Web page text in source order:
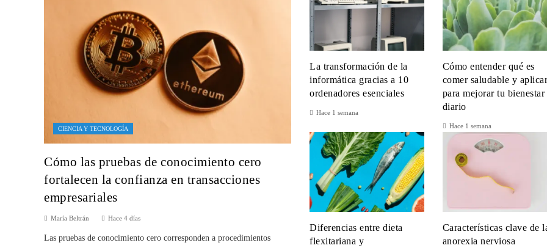
CIENCIA Y TECNOLOGÍA
Cómo las pruebas de conocimiento cero
fortalecen la confianza en transacciones
empresariales
María Beltrán Hace 4 días
Las pruebas de conocimiento cero corresponden a procedimientos
La transformación de la
informática gracias a 10
ordenadores esenciales
Hace 1 semana
Cómo entender qué es
comer saludable y
para mejorar tu bienestar
diario
Hace 1 semana
Diferencias entre dieta
flexitariana y
Características clave de
anorexia nerviosa